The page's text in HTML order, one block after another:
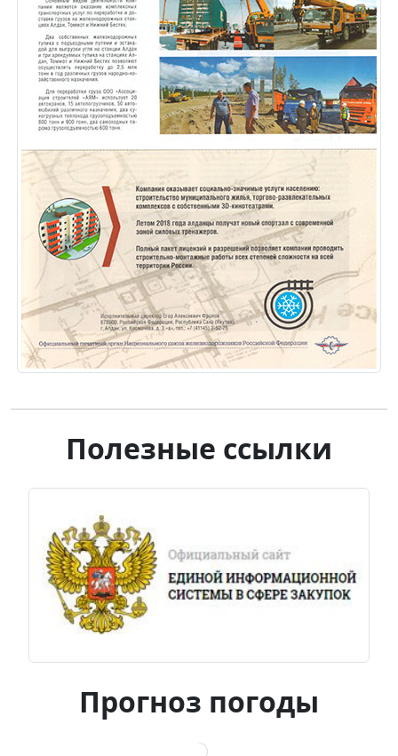
Полезные ссылки
Прогноз погоды